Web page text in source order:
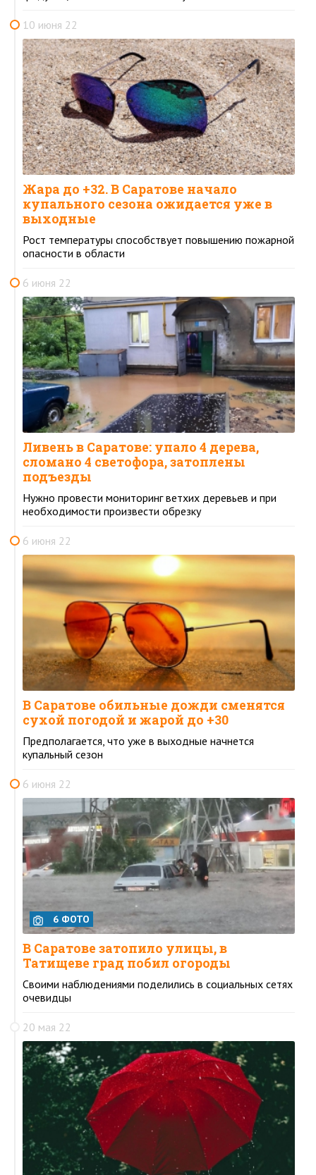
10 июня 22
Жара до +32. В Саратове начало
купального сезона ожидается уже в
выходные
Рост температуры способствует повышению пожарной
опасности в области
6 июня 22
Ливень в Саратове: упало 4 дерева,
сломано 4 светофора, затоплены
подъезды
Нужно провести мониторинг ветхих деревьев и при
необходимости произвести обрезку
6 июня 22
В Саратове обильные дожди сменятся
сухой погодой и жарой до +30
Предполагается, что уже в выходные начнется
купальный сезон
6 июня 22
6 ФОТО
В Саратове затопило улицы, в
Татищеве град побил огороды
Своими наблюдениями поделились в социальных сетях
очевидцы
20 мая 22